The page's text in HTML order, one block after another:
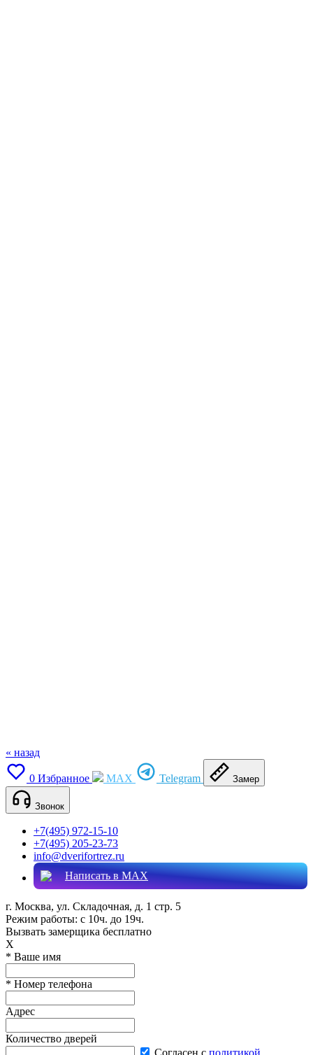
« назад
0 Избранное MAX Telegram Замер
Звонок
+7(495) 972-15-10
+7(495) 205-23-73
info@dverifortrez.ru
Написать в MAX
г. Москва, ул. Складочная, д. 1 стр. 5
Режим работы: с 10ч. до 19ч.
Вызвать замерщика бесплатно
X
* Ваше имя
* Номер телефона
Адрес
Количество дверей
Согласен с политикой